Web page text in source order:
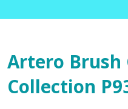
Artero Brush
Collection